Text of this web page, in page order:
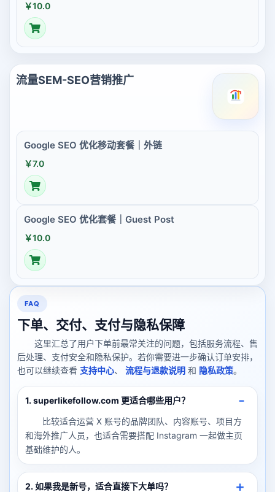
￥10.0
流量SEM-SEO营销推广
Google SEO 优化移动套餐｜外链
￥7.0
Google SEO 优化套餐｜Guest Post
￥10.0
FAQ
下单、交付、支付与隐私保障
这里汇总了用户下单前最常关注的问题，包括服务流程、售
后处理、支付安全和隐私保护。若你需要进一步确认订单安排，
也可以继续查看 支持中心、 流程与退款说明 和 隐私政策。
1. superlikefollow.com 更适合哪些用户？
比较适合运营 X 账号的品牌团队、内容账号、项目方
和海外推广人员，也适合需要搭配 Instagram 一起做主页
基础维护的人。
2. 如果我是新号，适合直接下大单吗？